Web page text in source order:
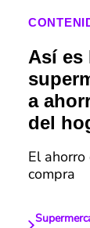
Así es
a
del
El
compra